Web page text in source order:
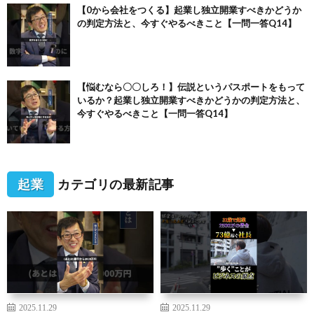
【0から会社をつくる】起業し独立開業すべきかどうか
の判定方法と、今すぐやるべきこと【一問一答Q14】
【悩むなら〇〇しろ！】伝説というパスポートをもって
いるか？起業し独立開業すべきかどうかの判定方法と、
今すぐやるべきこと【一問一答Q14】
起業 カテゴリの最新記事
2025.11.29 2025.11.29